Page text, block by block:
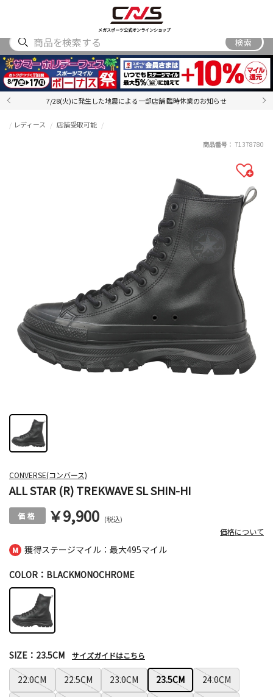
メガスポーツ公式オンラインショップ
ACCESSORY
検索
7/28(火)に発生した地震による一部店舗 臨時休業のお知らせ
獲得ステージマイル：最大495マイル
CONVERSE(コンバース)
ALL STAR (R) TREKWAVE SL SHIN-HI
レディース 店舗受取可能
￥9,900 (税込)
価格について
商品番号： 71378780
COLOR：BLACKMONOCHROME
22.0CM 22.5CM 23.0CM 23.5CM
24.0CM
SIZE：23.5CM サイズガイドはこちら